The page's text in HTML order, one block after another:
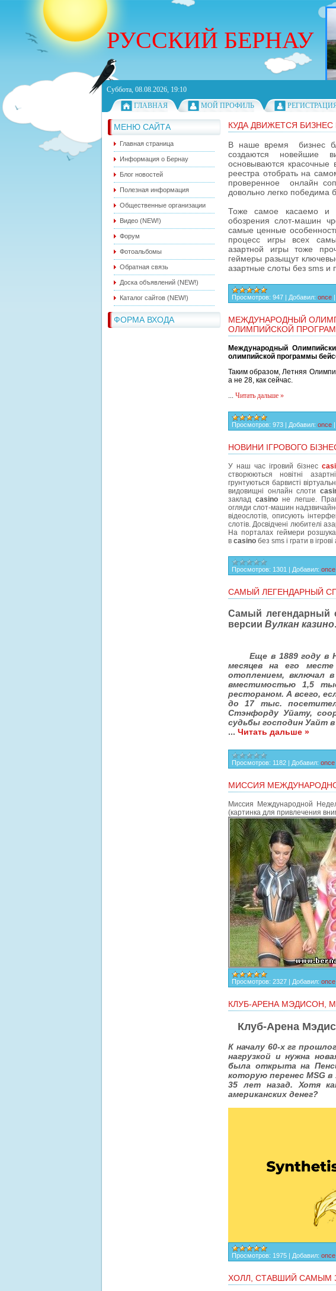
РУССКИЙ БЕРНАУ
Суббота, 08.08.2026, 19:10
ГЛАВНАЯ
МОЙ ПРОФИЛЬ
МЕНЮ САЙТА
Главная страница
Информация о Бернау
Блог новостей
Полезная информация
Общественные организации
Видео (NEW!)
Форум
Фотоальбомы
Обратная связь
Доска объявлений (NEW!)
Каталог сайтов (NEW!)
ФОРМА ВХОДА
КУДА ДВИЖЕТСЯ БИЗНЕС
В наше время бизнес
создаются новейшие
основываются красочные
реестра отобрать на
проверенное онлайн
довольно легко победима
Тоже самое касаемо и
обозрения слот-машин
самые ценные
процесс игры всех
азартной игры тоже
геймеры разыщут
азартные слоты без sms и
Просмотров: 947 | Добавил: once |
МЕЖДУНАРОДНЫЙ
ОЛИМПИЙСКОЙ
Международный
олимпийской программы
Таким образом, Летняя
а не 28, как сейчас.
... Читать дальше »
Просмотров: 973 | Добавил: once |
НОВИНИ IГРОВОГО
У наш час ігровий бізнес
створюються новітні
грунтуються барвисті
видовищні онлайн слоти
заклад casino не легше.
огляди слот-машин
відеослотів, описують
слотів. Досвідчені любителі
На порталах геймери
в casino без sms і грати в
Просмотров: 1301 | Добавил: once
САМЫЙ ЛЕГЕНДАРНЫЙ
Самый легендарный
версии Вулкан казино.
Еще в 1889 году в
месяцев на его
отоплением, включал
вместимостью 1,5
рестораном. А всего,
до 17 тыс.
Стэнфорду Уйату,
судьбы господин Уайт
... Читать дальше »
Просмотров: 1182 | Добавил: once
МИССИЯ
Миссия Международной
(картинка для привлечения
Просмотров: 2327 | Добавил: once
КЛУБ-АРЕНА МЭДИСОН,
Клуб-Арена
К началу 60-х гг
нагрузкой и нужна
была открыта на
которую перенес MSG
35 лет назад. Хотя
американских денег?
Просмотров: 1975 | Добавил: once
ХОЛЛ, СТАВШИЙ САМЫМ